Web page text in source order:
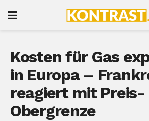
Kosten für Gas
in Europa –
reagiert mit Preis-
Obergrenze